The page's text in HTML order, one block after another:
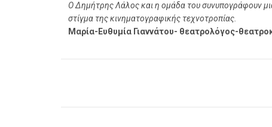
Ο Δημήτρης Λάλος και η ομάδα του συνυπογράφουν
στίγμα της κινηματογραφικής τεχνοτροπίας.
Μαρία-Ευθυμία Γιαννάτου- θεατρολόγος-